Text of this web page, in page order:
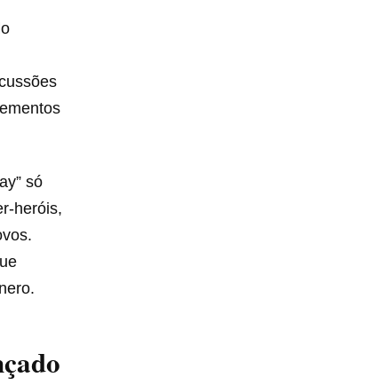
só
heróis,